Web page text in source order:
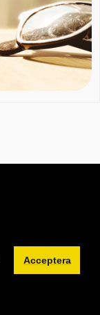
Acceptera